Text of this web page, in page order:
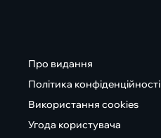
Про видання
Політика конфіденційності
Використання cookies
Угода користувача